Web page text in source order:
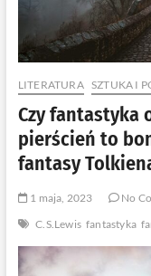
LITERATURA SZTUKA I
Czy fantastyka
pierścień to
fantasy
1 maja, 2023
No
C.S.Lewis fantastyka